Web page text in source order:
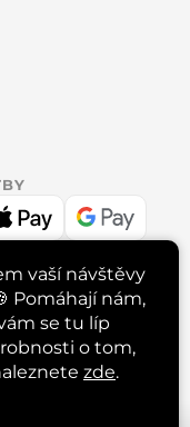
vaší návštěvy
Pomáhají nám,
se tu líp
o tom,
zde.